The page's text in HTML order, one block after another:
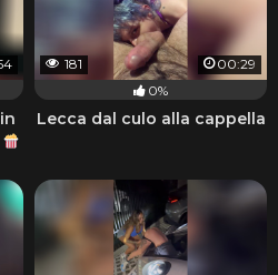
181
00:29
0%
Lecca dal culo alla cappella